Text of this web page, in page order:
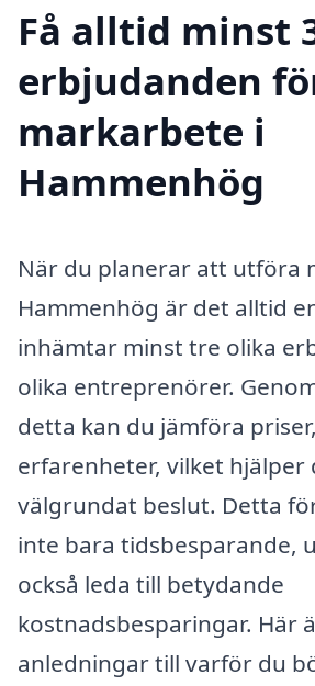
Få alltid minst
erbjudanden
markarbete i
Hammenhög
När du planerar att utföra
Hammenhög är det alltid
inhämtar minst tre olika
olika entreprenörer.
detta kan du jämföra
erfarenheter, vilket
välgrundat beslut. Detta
inte bara tidsbesparande,
också leda till betydande
kostnadsbesparingar. Här
anledningar till varför du